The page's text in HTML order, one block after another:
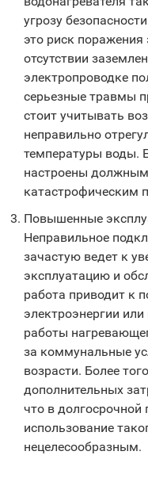
угрозу
это риск
отсутствии
электропроводке
серьезные травмы
стоит учитывать
неправильно
температуры воды.
настроены
катастрофическим
Повышенные
Неправильное
зачастую ведет к
эксплуатацию и
работа приводит к
электроэнергии
работы
за коммунальные
возрасти. Более
дополнительных
что в долгосрочной
использование
нецелесообразным.